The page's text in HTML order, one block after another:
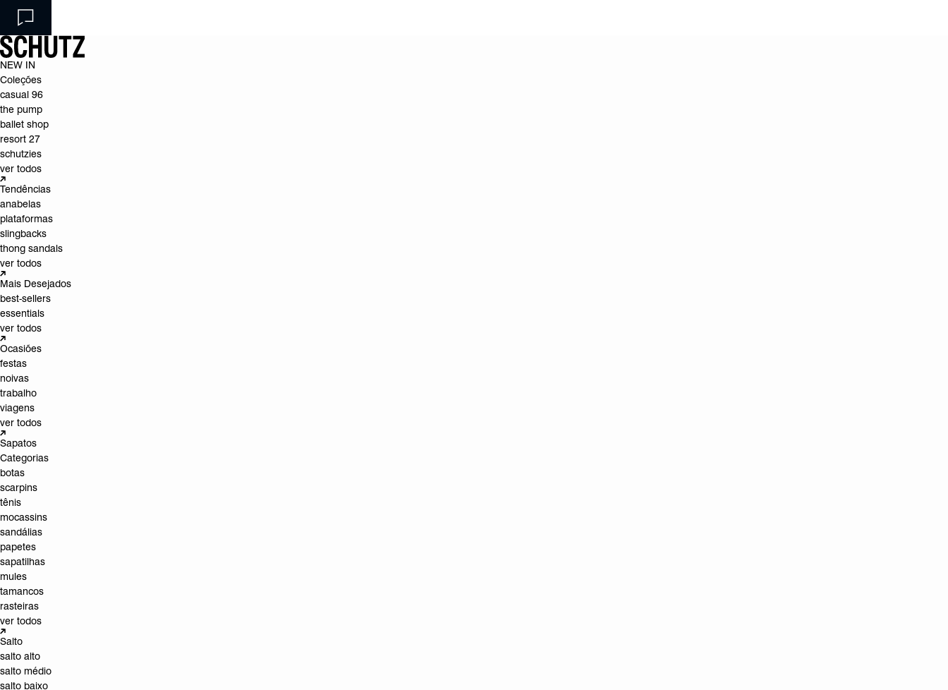
NEW IN
Coleções
casual 96
the pump
ballet shop
resort 27
schutzies
ver todos
Tendências
anabelas
plataformas
slingbacks
thong sandals
ver todos
Mais Desejados
best-sellers
essentials
ver todos
Ocasiões
festas
noivas
trabalho
viagens
ver todos
Sapatos
Categorias
botas
scarpins
tênis
mocassins
sandálias
papetes
sapatilhas
mules
tamancos
rasteiras
ver todos
Salto
salto alto
salto médio
salto baixo